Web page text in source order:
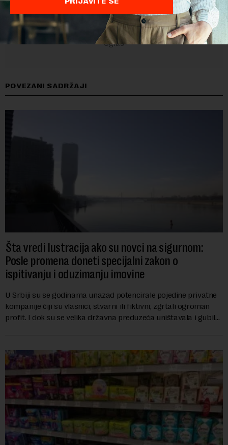
POVEZANI SADRŽAJI
Šta vredi lustracija ako su novci na sigurnom:
Posle promena doneti specijalni zakon o
ispitivanju i oduzimanju imovine
U Srbiji su se godinama unazad potencirale pojedine privatne
kompanije čiji su vlasnici, stvarni ili fiktivni, zgrtali ogroman
profit. I dok su se velika državna preduzeća uništavala i gubila